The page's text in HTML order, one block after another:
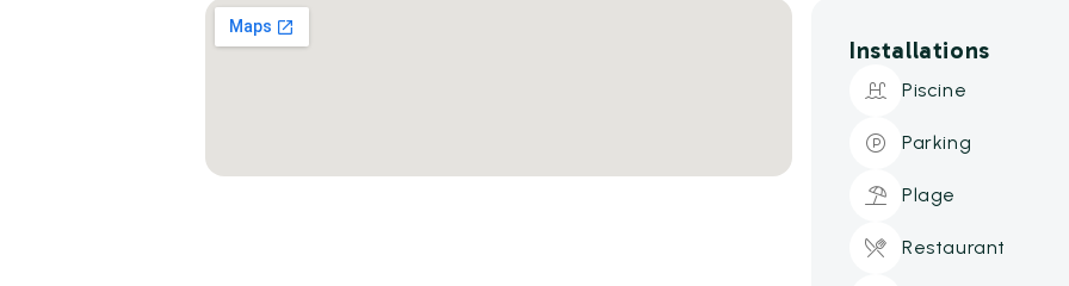
Installations
Piscine
Parking
Plage
Restaurant